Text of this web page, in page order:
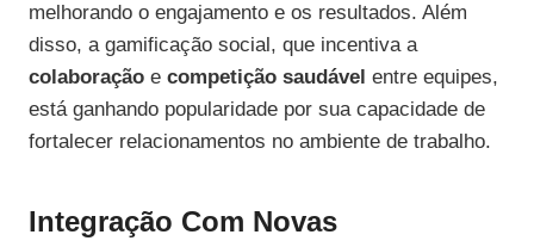
melhorando o engajamento e os resultados. Além
disso, a gamificação social, que incentiva a
colaboração e competição saudável entre equipes,
está ganhando popularidade por sua capacidade de
fortalecer relacionamentos no ambiente de trabalho.
Integração Com Novas